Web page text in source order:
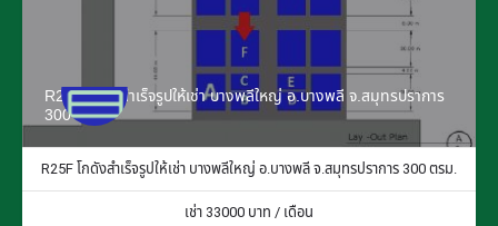
R25F โกดังสำเร็จรูปให้เช่า บางพลีใหญ่ อ.บางพลี จ.สมุทรปราการ
300 ตรม.
R25F โกดังสำเร็จรูปให้เช่า บางพลีใหญ่ อ.บางพลี จ.สมุทรปราการ 300 ตรม.
เช่า 33000 บาท / เดือน